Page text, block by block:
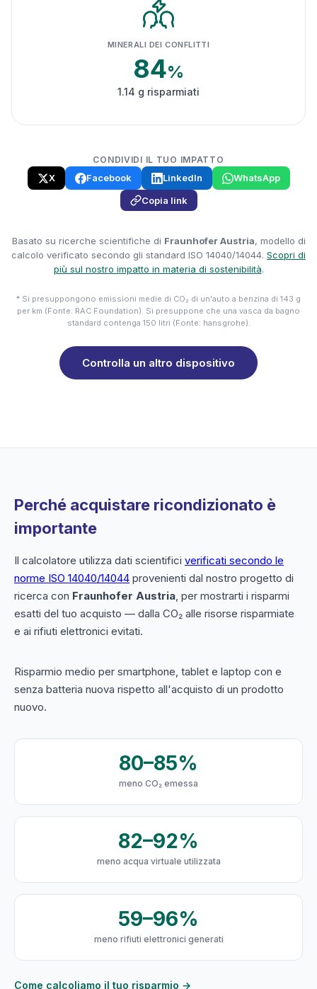
MINERALI DEI CONFLITTI
84%
1.14 g risparmiati
CONDIVIDI IL TUO IMPATTO
X Facebook LinkedIn
WhatsApp
Copia link
Basato su ricerche scientifiche di Fraunhofer Austria, modello di
calcolo verificato secondo gli standard ISO 14040/14044. Scopri di
più sul nostro impatto in materia di sostenibilità.
* Si presuppongono emissioni medie di CO₂ di un'auto a benzina di 143 g
per km (Fonte: RAC Foundation). Si presuppone che una vasca da bagno
standard contenga 150 litri (Fonte: hansgrohe).
Controlla un altro dispositivo
Perché acquistare ricondizionato è
importante
Il calcolatore utilizza dati scientifici verificati secondo le
norme ISO 14040/14044 provenienti dal nostro progetto di
ricerca con Fraunhofer Austria, per mostrarti i risparmi
esatti del tuo acquisto — dalla CO₂ alle risorse risparmiate
e ai rifiuti elettronici evitati.
Risparmio medio per smartphone, tablet e laptop con e
senza batteria nuova rispetto all'acquisto di un prodotto
nuovo.
80–85%
meno CO₂ emessa
82–92%
meno acqua virtuale utilizzata
59–96%
meno rifiuti elettronici generati
Come calcoliamo il tuo risparmio →